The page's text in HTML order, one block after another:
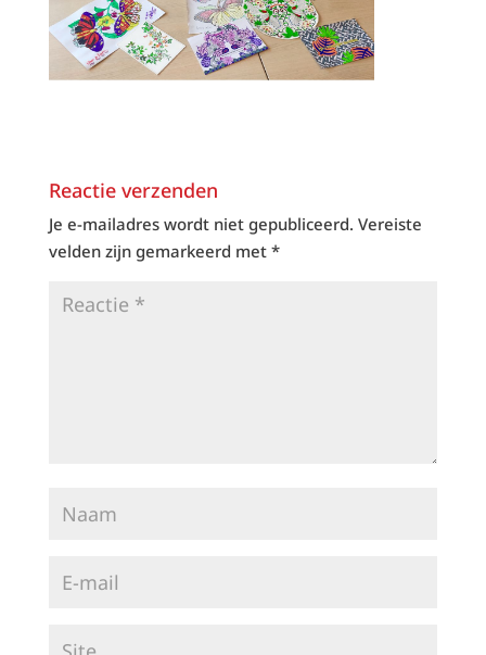
Reactie verzenden
Je e-mailadres wordt niet gepubliceerd. Vereiste
velden zijn gemarkeerd met *